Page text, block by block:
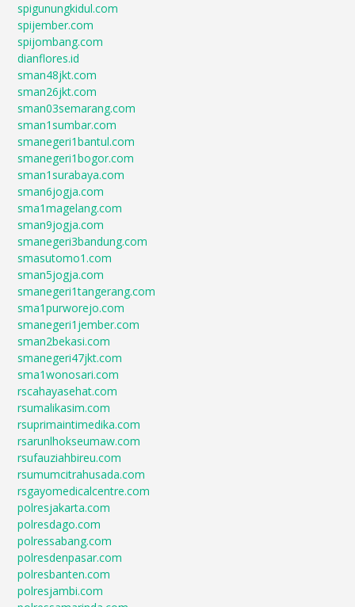
spigunungkidul.com
spijember.com
spijombang.com
dianflores.id
sman48jkt.com
sman26jkt.com
sman03semarang.com
sman1sumbar.com
smanegeri1bantul.com
smanegeri1bogor.com
sman1surabaya.com
sman6jogja.com
sma1magelang.com
sman9jogja.com
smanegeri3bandung.com
smasutomo1.com
sman5jogja.com
smanegeri1tangerang.com
sma1purworejo.com
smanegeri1jember.com
sman2bekasi.com
smanegeri47jkt.com
sma1wonosari.com
rscahayasehat.com
rsumalikasim.com
rsuprimaintimedika.com
rsarunlhokseumaw.com
rsufauziahbireu.com
rsumumcitrahusada.com
rsgayomedicalcentre.com
polresjakarta.com
polresdago.com
polressabang.com
polresdenpasar.com
polresbanten.com
polresjambi.com